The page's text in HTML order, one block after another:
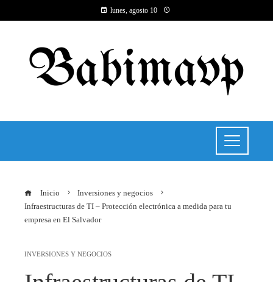
lunes, agosto 10
Inicio
Inversiones y negocios
Infraestructuras de TI – Protección electrónica a medida para tu
empresa en El Salvador
INVERSIONES Y NEGOCIOS